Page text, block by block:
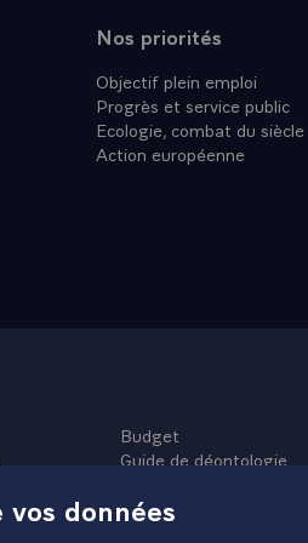
Nos priorités
Objectif plein emploi
Progrès et service public
Ecologie, combat du siècle
Action européenne
Budget
Guide de déontologie
Plan du site
vos données